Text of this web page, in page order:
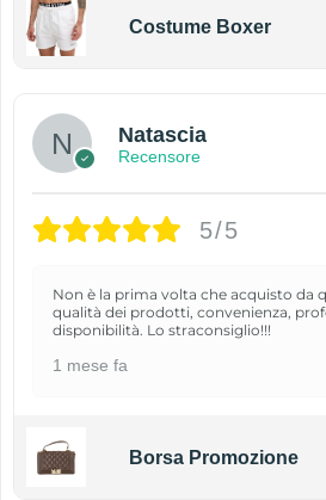
Costume Boxer
Natascia
Recensore
5/5
Non è la prima volta che acquisto da
qualità dei prodotti, convenienza,
disponibilità. Lo straconsiglio!!!
1 mese fa
Borsa Promozione